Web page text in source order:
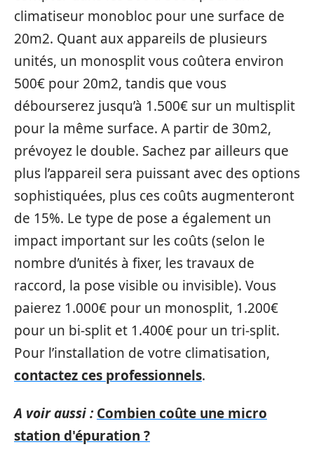
climatiseur monobloc pour une surface de
20m2. Quant aux appareils de plusieurs
unités, un monosplit vous coûtera environ
500€ pour 20m2, tandis que vous
débourserez jusqu’à 1.500€ sur un multisplit
pour la même surface. A partir de 30m2,
prévoyez le double. Sachez par ailleurs que
plus l’appareil sera puissant avec des options
sophistiquées, plus ces coûts augmenteront
de 15%. Le type de pose a également un
impact important sur les coûts (selon le
nombre d’unités à fixer, les travaux de
raccord, la pose visible ou invisible). Vous
paierez 1.000€ pour un monosplit, 1.200€
pour un bi-split et 1.400€ pour un tri-split.
Pour l’installation de votre climatisation,
contactez ces professionnels.
A voir aussi : Combien coûte une micro
station d'épuration ?